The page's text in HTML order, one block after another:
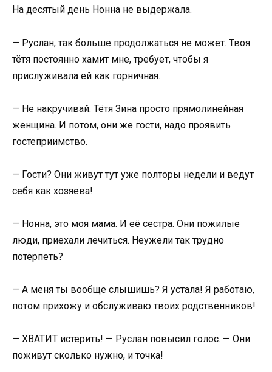
На десятый день Нонна не выдержала.
— Руслан, так больше продолжаться не может. Твоя
тётя постоянно хамит мне, требует, чтобы я
прислуживала ей как горничная.
— Не накручивай. Тётя Зина просто прямолинейная
женщина. И потом, они же гости, надо проявить
гостеприимство.
— Гости? Они живут тут уже полторы недели и ведут
себя как хозяева!
— Нонна, это моя мама. И её сестра. Они пожилые
люди, приехали лечиться. Неужели так трудно
потерпеть?
— А меня ты вообще слышишь? Я устала! Я работаю,
потом прихожу и обслуживаю твоих родственников!
— ХВАТИТ истерить! — Руслан повысил голос. — Они
поживут сколько нужно, и точка!